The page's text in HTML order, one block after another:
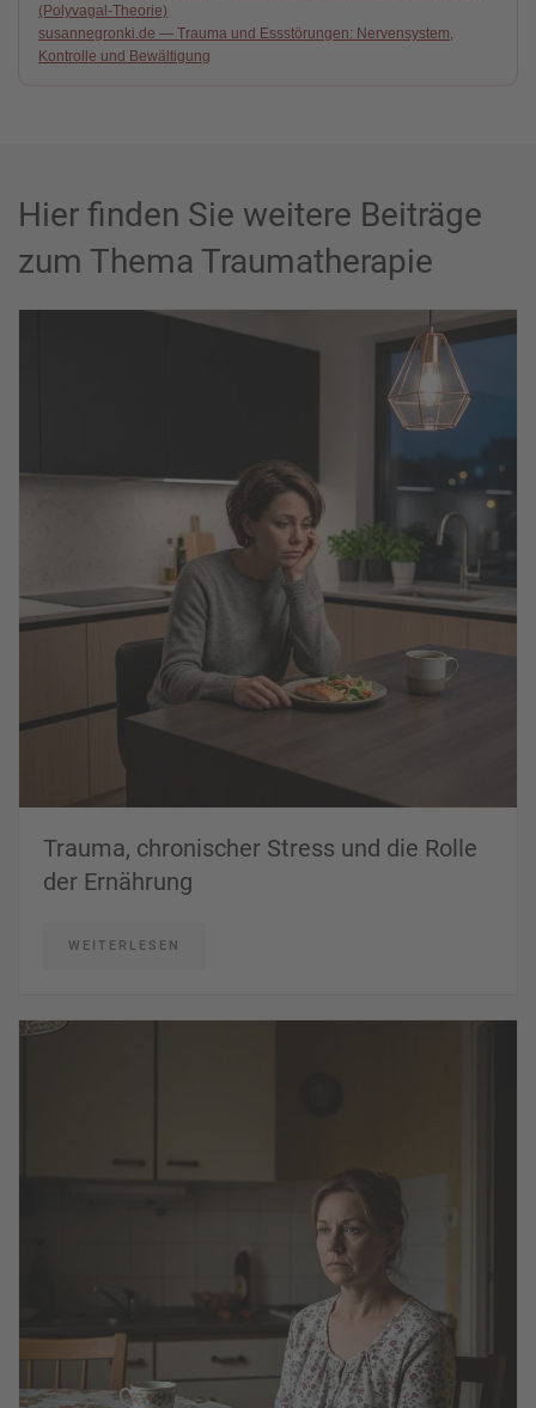
(Polyvagal-Theorie)
susannegronki.de — Trauma und Essstörungen: Nervensystem,
Kontrolle und Bewältigung
Hier finden Sie weitere Beiträge
zum Thema Traumatherapie
Trauma, chronischer Stress und die Rolle
der Ernährung
WEITERLESEN